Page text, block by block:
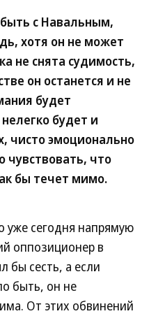
с Навальным,
хотя он не может
не снята судимость,
он останется и не
будет
будет и
чисто эмоционально
чувствовать, что
бы течет мимо.
уже сегодня напрямую
оппозиционер в
бы сесть, а если
быть, он не
От этих обвинений